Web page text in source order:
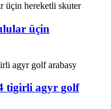
üçin
tigirli agyr golf